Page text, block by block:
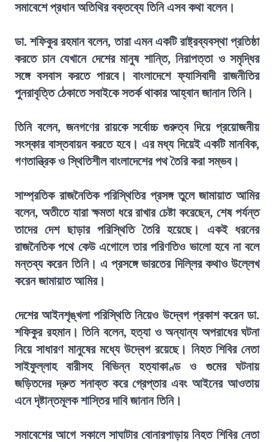
সমাবেশে প্রধান অতিথির বক্তব্যে তিনি এসব কথা বলেন।
ডা. শফিকুর রহমান বলেন, তারা এমন একটি রাষ্ট্রব্যবস্থা প্রতিষ্ঠা
করতে চান যেখানে দেশের মানুষ শান্তি, নিরাপত্তা ও সমৃদ্ধির
সঙ্গে বসবাস করতে পারবে। বাংলাদেশে ফ্যাসিবাদী রাজনীতির
পুনরাবৃত্তি ঠেকাতে সবাইকে সতর্ক থাকার আহ্বান জানান তিনি।
তিনি বলেন, জনগণের রায়কে সর্বোচ্চ গুরুত্ব দিয়ে প্রয়োজনীয়
সংস্কার বাস্তবায়ন করতে হবে। এর মধ্য দিয়েই একটি মানবিক,
গণতান্ত্রিক ও স্থিতিশীল বাংলাদেশের পথ তৈরি করা সম্ভব।
সাম্প্রতিক রাজনৈতিক পরিস্থিতির প্রসঙ্গ তুলে জামায়াত আমির
বলেন, অতীতে যারা ক্ষমতা ধরে রাখার চেষ্টা করেছেন, শেষ পর্যন্ত
তাদের দেশ ছাড়ার পরিস্থিতি তৈরি হয়েছে। একই ধরনের
রাজনৈতিক পথে কেউ এগোলে তার পরিণতিও ভালো হবে না বলে
মন্তব্য করেন তিনি। এ প্রসঙ্গে ভারতের দিল্লির কথাও উল্লেখ
করেন জামায়াত আমির।
দেশের আইনশৃঙ্খলা পরিস্থিতি নিয়েও উদ্বেগ প্রকাশ করেন ডা.
শফিকুর রহমান। তিনি বলেন, হত্যা ও অন্যান্য অপরাধের ঘটনা
নিয়ে সাধারণ মানুষের মধ্যে উদ্বেগ রয়েছে। নিহত শিবির নেতা
সাইফুল্লাহ বারীসহ বিভিন্ন হত্যাকাণ্ড ও গুমের ঘটনায়
জড়িতদের দ্রুত শনাক্ত করে গ্রেপ্তার এবং আইনের আওতায়
এনে দৃষ্টান্তমূলক শাস্তির দাবি জানান তিনি।
সমাবেশের আগে সকালে সাঘাটার বোনারপাড়ায় নিহত শিবির নেতা